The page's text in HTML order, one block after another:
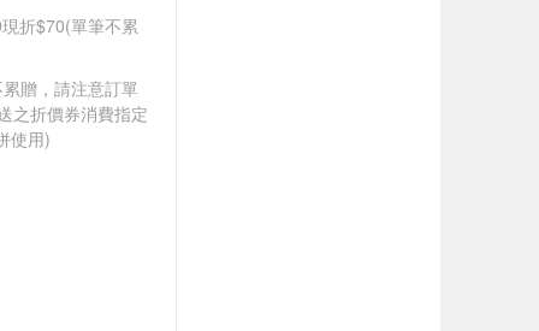
折$70(單筆不累
贈，請注意訂單
之折價券消費指定
使用)